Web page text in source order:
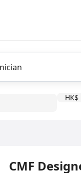
HK$
CMF